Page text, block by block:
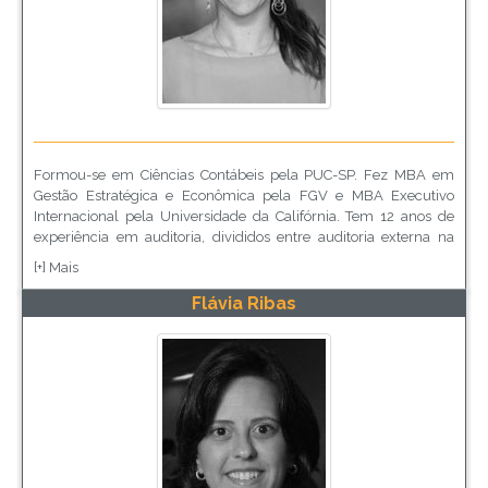
Formou-se em Ciências Contábeis pela PUC-SP. Fez MBA em
Gestão Estratégica e Econômica pela FGV e MBA Executivo
Internacional pela Universidade da Califórnia. Tem 12 anos de
experiência em auditoria, divididos entre auditoria externa na
PwC e interna, inclusive internacional, na Liberty Seguros, onde
[+] Mais
Flávia Ribas